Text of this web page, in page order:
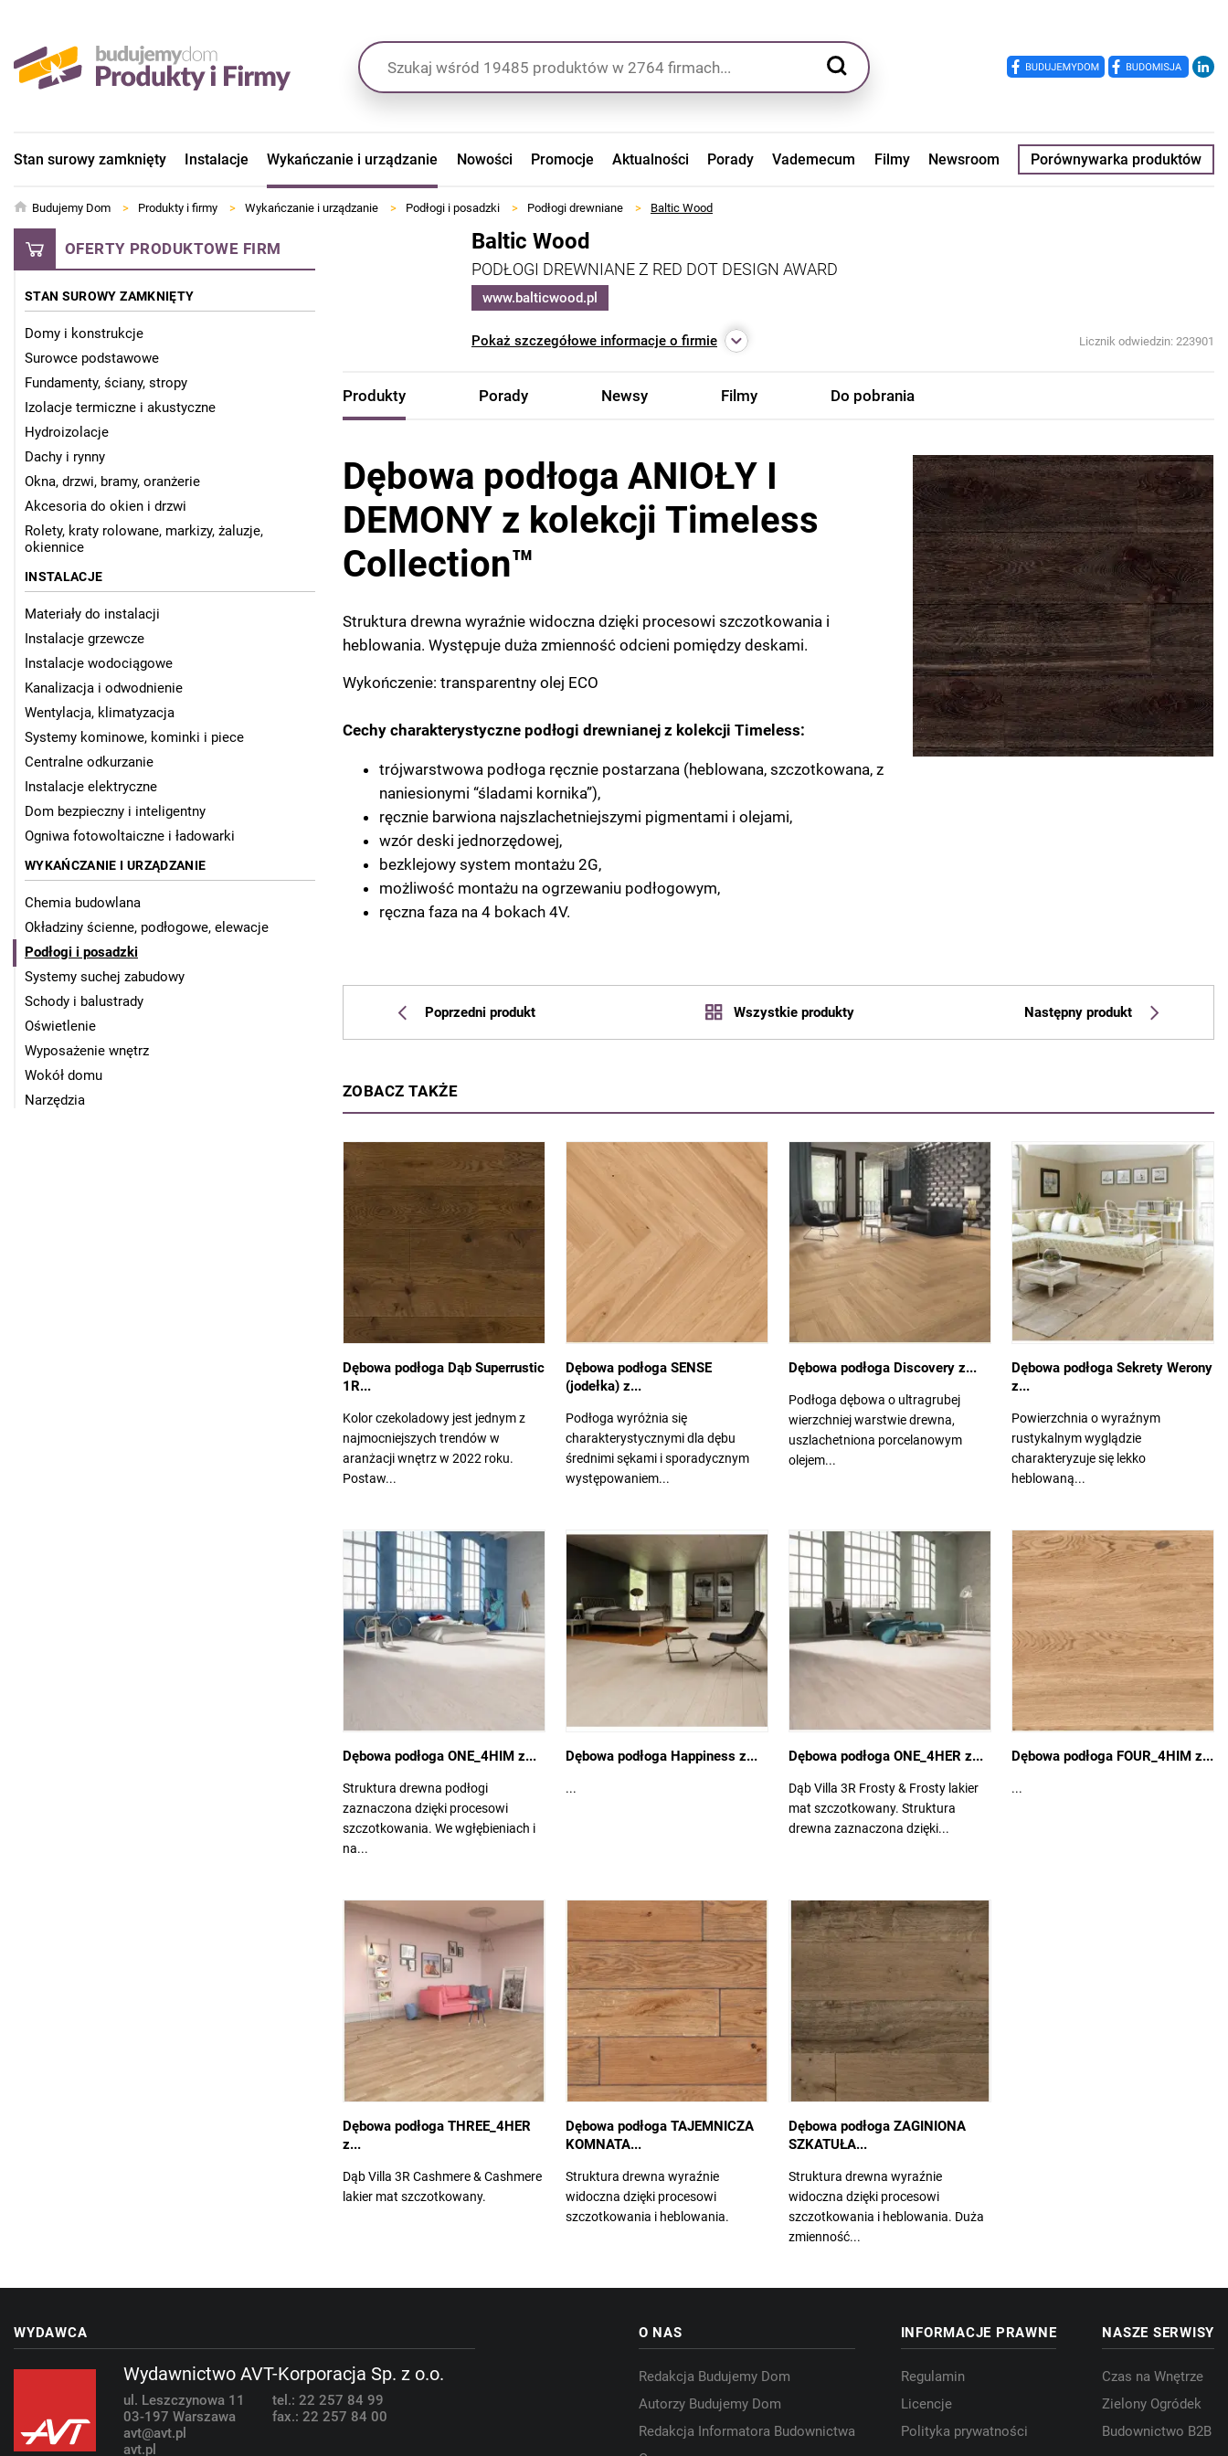
Stan surowy zamknięty Instalacje Wykańczanie i urządzanie Nowości Promocje Aktualności Porady Vademecum Filmy Newsroom Porównywarka produktów
Budujemy Dom > Produkty i firmy > Wykańczanie i urządzanie > Podłogi i posadzki > Podłogi drewniane > Baltic Wood
OFERTY PRODUKTOWE FIRM
STAN SUROWY ZAMKNIĘTY
Domy i konstrukcje
Surowce podstawowe
Fundamenty, ściany, stropy
Izolacje termiczne i akustyczne
Hydroizolacje
Dachy i rynny
Okna, drzwi, bramy, oranżerie
Akcesoria do okien i drzwi
Rolety, kraty rolowane, markizy, żaluzje,
okiennice
INSTALACJE
Materiały do instalacji
Instalacje grzewcze
Instalacje wodociągowe
Kanalizacja i odwodnienie
Wentylacja, klimatyzacja
Systemy kominowe, kominki i piece
Centralne odkurzanie
Instalacje elektryczne
Dom bezpieczny i inteligentny
Ogniwa fotowoltaiczne i ładowarki
WYKAŃCZANIE I URZĄDZANIE
Chemia budowlana
Okładziny ścienne, podłogowe, elewacje
Podłogi i posadzki
Systemy suchej zabudowy
Schody i balustrady
Oświetlenie
Wyposażenie wnętrz
Wokół domu
Narzędzia
Baltic Wood
PODŁOGI DREWNIANE Z RED DOT DESIGN AWARD
www.balticwood.pl
Pokaż szczegółowe informacje o firmie Licznik odwiedzin: 223901
Produkty Porady Newsy Filmy Do pobrania
Dębowa podłoga ANIOŁY I
DEMONY z kolekcji Timeless
Collection™
Struktura drewna wyraźnie widoczna dzięki procesowi szczotkowania i
heblowania. Występuje duża zmienność odcieni pomiędzy deskami.
Wykończenie: transparentny olej ECO
Cechy charakterystyczne podłogi drewnianej z kolekcji Timeless:
trójwarstwowa podłoga ręcznie postarzana (heblowana, szczotkowana, z
naniesionymi “śladami kornika”),
ręcznie barwiona najszlachetniejszymi pigmentami i olejami,
wzór deski jednorzędowej,
bezklejowy system montażu 2G,
możliwość montażu na ogrzewaniu podłogowym,
ręczna faza na 4 bokach 4V.
Poprzedni produkt Wszystkie produkty Następny produkt
ZOBACZ TAKŻE
Dębowa podłoga Dąb Superrustic
1R...
Kolor czekoladowy jest jednym z
najmocniejszych trendów w
aranżacji wnętrz w 2022 roku.
Postaw...
Dębowa podłoga SENSE
(jodełka) z...
Podłoga wyróżnia się
charakterystycznymi dla dębu
średnimi sękami i sporadycznym
występowaniem...
Dębowa podłoga Discovery z...
Podłoga dębowa o ultragrubej
wierzchniej warstwie drewna,
uszlachetniona porcelanowym
olejem...
Dębowa podłoga Sekrety Werony
z...
Powierzchnia o wyraźnym
rustykalnym wyglądzie
charakteryzuje się lekko
heblowaną...
Dębowa podłoga ONE_4HIM z...
Struktura drewna podłogi
zaznaczona dzięki procesowi
szczotkowania. We wgłębieniach i
na...
Dębowa podłoga Happiness z...
...
Dębowa podłoga ONE_4HER z...
Dąb Villa 3R Frosty & Frosty lakier
mat szczotkowany. Struktura
drewna zaznaczona dzięki...
Dębowa podłoga FOUR_4HIM z...
...
Dębowa podłoga THREE_4HER
z...
Dąb Villa 3R Cashmere & Cashmere
lakier mat szczotkowany.
Dębowa podłoga TAJEMNICZA
KOMNATA...
Struktura drewna wyraźnie
widoczna dzięki procesowi
szczotkowania i heblowania.
Dębowa podłoga ZAGINIONA
SZKATUŁA...
Struktura drewna wyraźnie
widoczna dzięki procesowi
szczotkowania i heblowania. Duża
zmienność...
WYDAWCA
Wydawnictwo AVT-Korporacja Sp. z o.o.
ul. Leszczynowa 11
03-197 Warszawa
tel.: 22 257 84 99
fax.: 22 257 84 00
avt@avt.pl
avt.pl
O NAS
Redakcja Budujemy Dom
Autorzy Budujemy Dom
Redakcja Informatora Budownictwa
INFORMACJE PRAWNE
Regulamin
Licencje
Polityka prywatności
NASZE SERWISY
Czas na Wnętrze
Zielony Ogródek
Budownictwo B2B